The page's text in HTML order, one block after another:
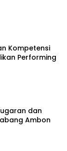
Kompetensi
Performing
dan
Ambon